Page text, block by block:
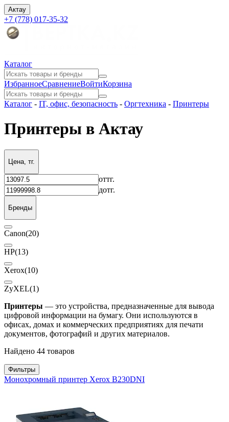
Актау
+7 (778) 017-35-32
Каталог
ИзбранноеСравнениеВойтиКорзина
Каталог - IT, офис, безопасность - Оргтехника - Принтеры
Принтеры в Актау
Цена, тг.
оттг.
дотг.
Бренды
Canon(20)
HP(13)
Xerox(10)
ZyXEL(1)
Принтеры — это устройства, предназначенные для вывода
цифровой информации на бумагу. Они используются в
офисах, домах и коммерческих предприятиях для печати
документов, фотографий и других материалов.
Найдено 44 товаров
Фильтры
Монохромный принтер Xerox B230DNI